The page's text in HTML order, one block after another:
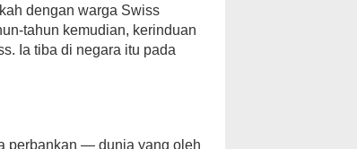
dengan warga Swiss
tahun kemudian, kerinduan
Ia tiba di negara itu pada
perbankan — dunia yang oleh